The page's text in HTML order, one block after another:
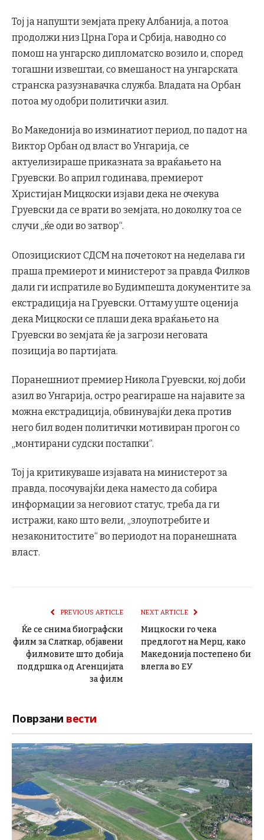
Тој ја напушти земјата преку Албанија, а потоа
продолжи низ Црна Гора и Србија, наводно со
помош на унгарско дипломатско возило и, според
тогашни извештаи, со вмешаност на унгарската
странска разузнавачка служба. Владата на Орбан
потоа му одобри политички азил.
Во Македонија во изминатиот период, по падот на
Виктор Орбан од власт во Унгарија, се
актуелизираше приказната за враќањето на
Груевски. Во април годинава, премиерот
Христијан Мицкоски изјави дека не очекува
Груевски да се врати во земјата, но доколку тоа се
случи „ќе оди во затвор“.
Опозицискиот СДСМ на почетокот на неделава ги
праша премиерот и министерот за правда Филков
дали ги испратиле во Будимпешта документите за
екстрадиција на Груевски. Оттаму уште оценија
дека Мицкоски се плаши дека враќањето на
Груевски во земјата ќе ја загрози неговата
позиција во партијата.
Поранешниот премиер Никола Груевски, кој доби
азил во Унгарија, остро реагираше на најавите за
можна екстрадиција, обвинувајќи дека против
него бил воден политички мотивиран прогон со
„монтирани судски постапки“.
Тој ја критикуваше изјавата на министерот за
правда, посочувајќи дека наместо да собира
информации за неговиот статус, треба да ги
истражи, како што вели, „злоупотребите и
незаконитостите“ во периодот на поранешната
власт.
PREVIOUS ARTICLE
Ќе се снима биографски
филм за Слаткар, објавени
филмовите што добија
поддршка од Агенцијата
за филм
NEXT ARTICLE
Мицкоски го чека
предлогот на Мерц, како
Македонија постепено би
влегла во ЕУ
Поврзани вести